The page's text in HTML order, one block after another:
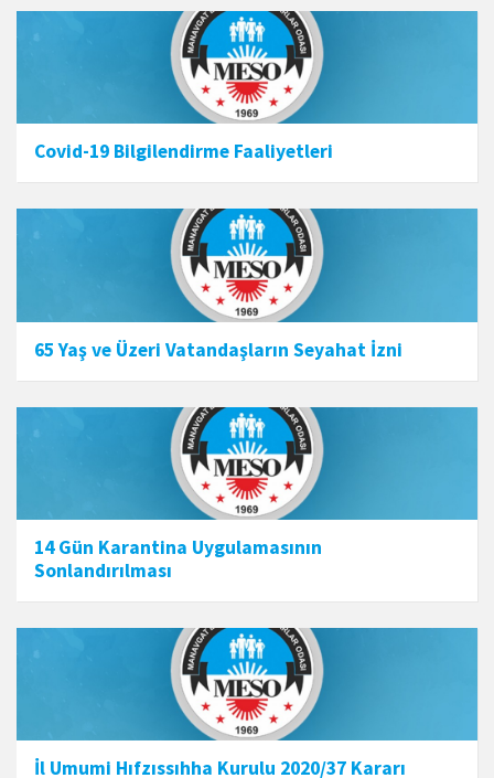
Covid-19 Bilgilendirme Faaliyetleri
65 Yaş ve Üzeri Vatandaşların Seyahat İzni
14 Gün Karantina Uygulamasının
Sonlandırılması
İl Umumi Hıfzıssıhha Kurulu 2020/37 Kararı